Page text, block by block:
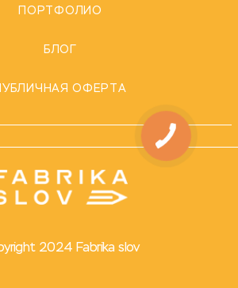
ПОРТФОЛИО
БЛОГ
ПУБЛИЧНАЯ ОФЕРТА
2024 Fabrika slov